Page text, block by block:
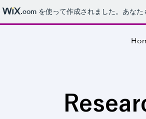
.com を使って作成されました。あな